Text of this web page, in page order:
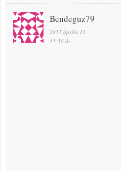
Bendeguz79
2017 április 12
11:56 de.